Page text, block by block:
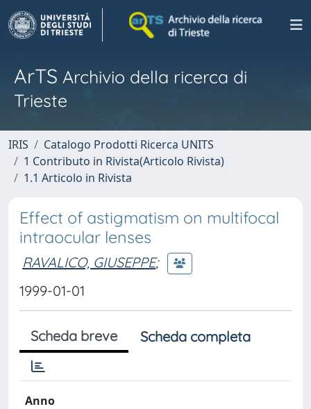
ArTS Archivio della ricerca di
Trieste
IRIS
Catalogo Prodotti Ricerca UNITS
1 Contributo in Rivista(Articolo Rivista)
1.1 Articolo in Rivista
Effect of astigmatism on multifocal
intraocular lenses
RAVALICO, GIUSEPPE;
1999-01-01
Scheda breve Scheda completa
Anno